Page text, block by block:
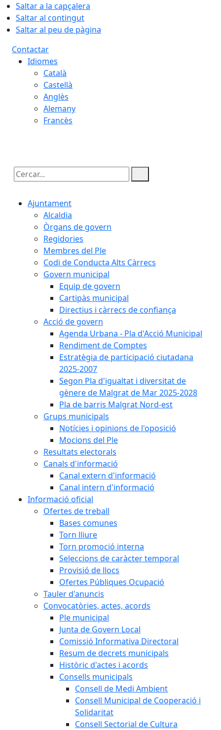
Saltar a la capçalera
Saltar al contingut
Saltar al peu de pàgina
Contactar
Idiomes
Català
Castellà
Anglès
Alemany
Francès
Cercar:
Ajuntament
Alcaldia
Òrgans de govern
Regidories
Membres del Ple
Codi de Conducta Alts Càrrecs
Govern municipal
Equip de govern
Cartipàs municipal
Directius i càrrecs de confiança
Acció de govern
Agenda Urbana - Pla d'Acció Municipal
Rendiment de Comptes
Estratègia de participació ciutadana
2025-2007
Segon Pla d'igualtat i diversitat de
gènere de Malgrat de Mar 2025-2028
Pla de barris Malgrat Nord-est
Grups municipals
Notícies i opinions de l'oposició
Mocions del Ple
Resultats electorals
Canals d'informació
Canal extern d'informació
Canal intern d'informació
Informació oficial
Ofertes de treball
Bases comunes
Torn lliure
Torn promoció interna
Seleccions de caràcter temporal
Provisió de llocs
Ofertes Públiques Ocupació
Tauler d'anuncis
Convocatòries, actes, acords
Ple municipal
Junta de Govern Local
Comissió Informativa Directoral
Resum de decrets municipals
Històric d'actes i acords
Consells municipals
Consell de Medi Ambient
Consell Municipal de Cooperació i
Solidaritat
Consell Sectorial de Cultura